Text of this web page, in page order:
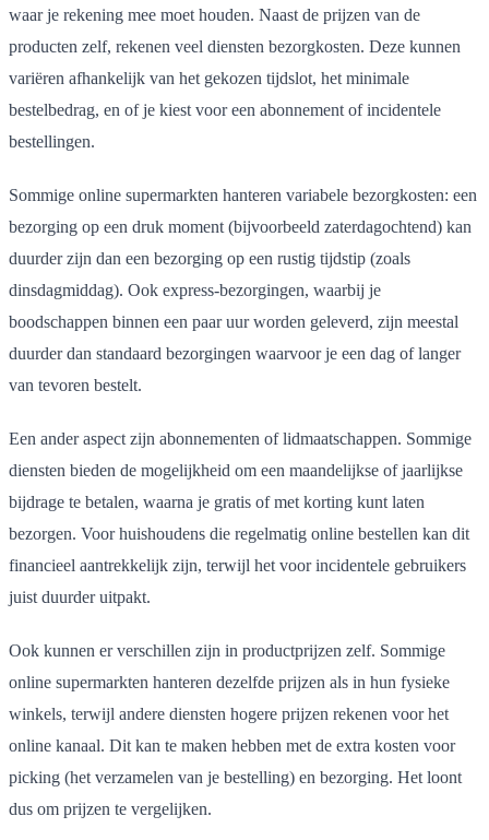
waar je rekening mee moet houden. Naast de prijzen van de
producten zelf, rekenen veel diensten bezorgkosten. Deze kunnen
variëren afhankelijk van het gekozen tijdslot, het minimale
bestelbedrag, en of je kiest voor een abonnement of incidentele
bestellingen.
Sommige online supermarkten hanteren variabele bezorgkosten: een
bezorging op een druk moment (bijvoorbeeld zaterdagochtend) kan
duurder zijn dan een bezorging op een rustig tijdstip (zoals
dinsdagmiddag). Ook express-bezorgingen, waarbij je
boodschappen binnen een paar uur worden geleverd, zijn meestal
duurder dan standaard bezorgingen waarvoor je een dag of langer
van tevoren bestelt.
Een ander aspect zijn abonnementen of lidmaatschappen. Sommige
diensten bieden de mogelijkheid om een maandelijkse of jaarlijkse
bijdrage te betalen, waarna je gratis of met korting kunt laten
bezorgen. Voor huishoudens die regelmatig online bestellen kan dit
financieel aantrekkelijk zijn, terwijl het voor incidentele gebruikers
juist duurder uitpakt.
Ook kunnen er verschillen zijn in productprijzen zelf. Sommige
online supermarkten hanteren dezelfde prijzen als in hun fysieke
winkels, terwijl andere diensten hogere prijzen rekenen voor het
online kanaal. Dit kan te maken hebben met de extra kosten voor
picking (het verzamelen van je bestelling) en bezorging. Het loont
dus om prijzen te vergelijken.